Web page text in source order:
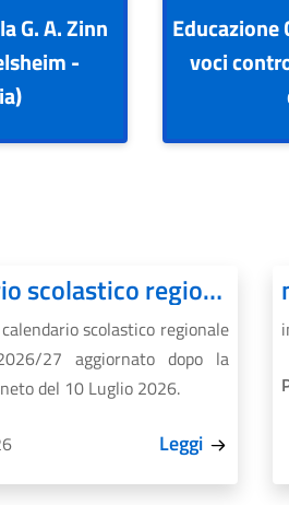
G. A. Zinn
-
Educazione
voci
585bis. Calendario scolastico regionale 2026/27 – AGGIORNAMENTO
scolastico regionale
27 aggiornato dopo la
del 10 Luglio 2026.
Leggi